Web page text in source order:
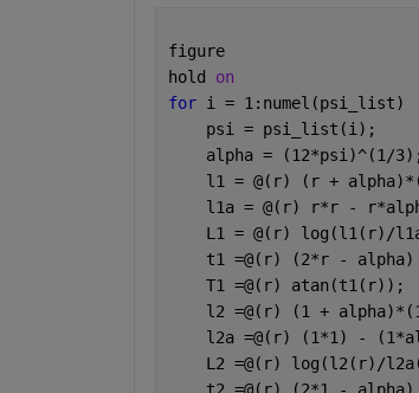
figure
hold on
for i = 1:numel(psi_list)
    psi = psi_list(i);
    alpha = (12*psi)^(1/3);
l1 = @(r) (r +
l1a = @(r) r*r -
L1 = @(r) log(l1(r)/
t1 =@(r) (2*r -
    T1 =@(r) atan(t1(r));
l2 =@(r) (1 +
l2a =@(r) (1*1) -
L2 =@(r) log(l2(r)/
t2 =@(r) (2*1 -